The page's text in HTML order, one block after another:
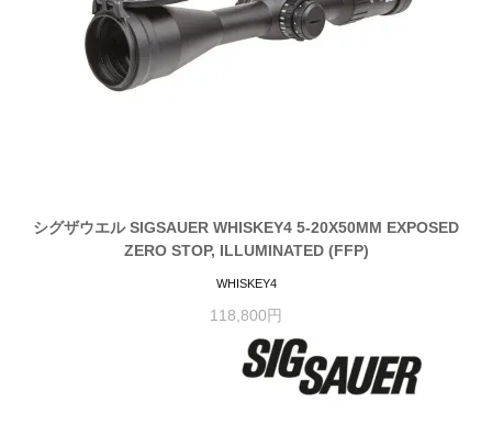
シグザウエル SIGSAUER WHISKEY4 5-20X50MM EXPOSED
ZERO STOP, ILLUMINATED (FFP)
WHISKEY4
118,800円